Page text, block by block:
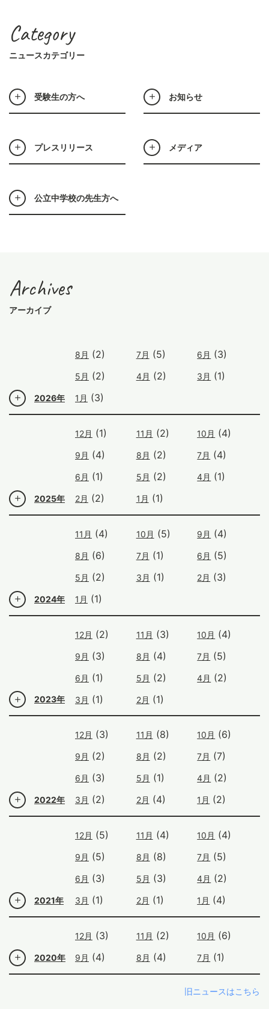
Category
ニュースカテゴリー
受験生の方へ お知らせ
プレスリリース メディア
公立中学校の先生方へ
Archives
アーカイブ
2026年
8月 (2) 7月 (5) 6月 (3)
5月 (2) 4月 (2) 3月 (1)
1月 (3)
2025年
12月 (1) 11月 (2) 10月 (4)
9月 (4) 8月 (2) 7月 (4)
6月 (1) 5月 (2) 4月 (1)
2月 (2) 1月 (1)
2024年
11月 (4) 10月 (5) 9月 (4)
8月 (6) 7月 (1) 6月 (5)
5月 (2) 3月 (1) 2月 (3)
1月 (1)
2023年
12月 (2) 11月 (3) 10月 (4)
9月 (3) 8月 (4) 7月 (5)
6月 (1) 5月 (2) 4月 (2)
3月 (1) 2月 (1)
2022年
12月 (3) 11月 (8) 10月 (6)
9月 (2) 8月 (2) 7月 (7)
6月 (3) 5月 (1) 4月 (2)
3月 (2) 2月 (4) 1月 (2)
2021年
12月 (5) 11月 (4) 10月 (4)
9月 (5) 8月 (8) 7月 (5)
6月 (3) 5月 (3) 4月 (2)
3月 (1) 2月 (1) 1月 (4)
2020年
12月 (3) 11月 (2) 10月 (6)
9月 (4) 8月 (4) 7月 (1)
旧ニュースはこちら